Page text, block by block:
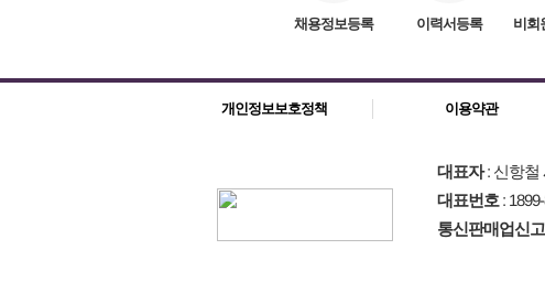
채용정보등록 이력서등록 비회
개인정보보호정책 이용약관
대표자: 신항철
대표번호 :
통신판매업신고